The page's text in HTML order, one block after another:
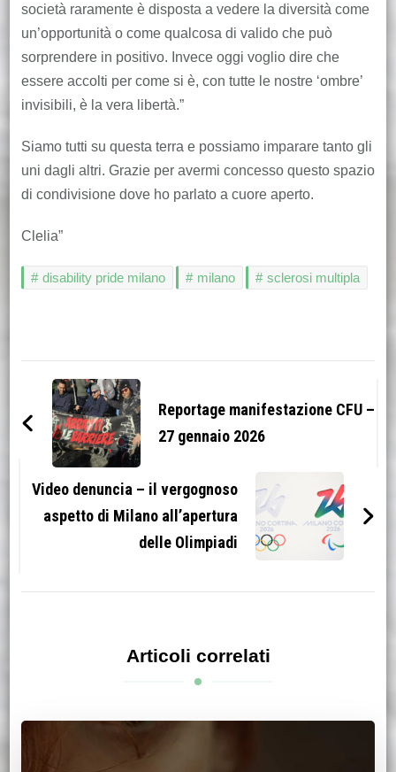
società raramente è disposta a vedere la diversità come
un’opportunità o come qualcosa di valido che può
sorprendere in positivo. Invece oggi voglio dire che
essere accolti per come si è, con tutte le nostre ‘ombre’
invisibili, è la vera libertà.”
Siamo tutti su questa terra e possiamo imparare tanto gli
uni dagli altri. Grazie per avermi concesso questo spazio
di condivisione dove ho parlato a cuore aperto.
Clelia”
disability pride milano milano sclerosi multipla
Navigazione
articoli
Reportage manifestazione CFU –
27 gennaio 2026
Video denuncia – il vergognoso
aspetto di Milano all’apertura
delle Olimpiadi
Articoli correlati